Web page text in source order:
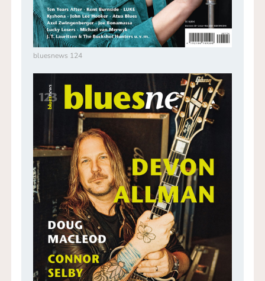
bluesnews 124